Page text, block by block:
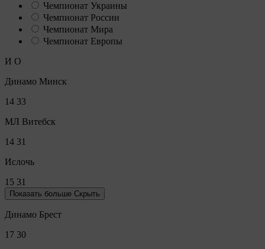
Чемпионат Украины
Чемпионат России
Чемпионат Мира
Чемпионат Европы
И О
Динамо Минск
14 33
МЛ Витебск
14 31
Ислочь
15 31
Показать больше Скрыть
Динамо Брест
17 30